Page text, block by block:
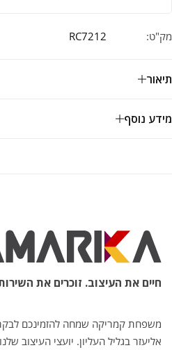
מק"ט: RC7212
תיאור
מידע נוסף
חיים את העיצוב. זוכרים את
משפחת קמריקה שמחה להזמינכם
אליעזר בגליל העליון. יועצי העיצוב